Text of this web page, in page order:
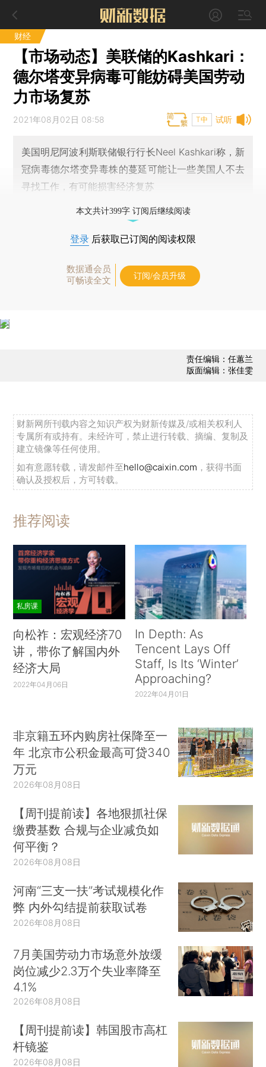
财经
【市场动态】美联储的Kashkari：
德尔塔变异病毒可能妨碍美国劳动
力市场复苏
试听
2021年08月02日 08:58 T中
美国明尼阿波利斯联储银行行长Neel Kashkari称，新
冠病毒德尔塔变异毒株的蔓延可能让一些美国人不去
寻找工作，有可能损害经济复苏
本文共计399字 订阅后继续阅读
登录 后获取已订阅的阅读权限
数据通会员
可畅读全文
订阅/会员升级
责任编辑：任蕙兰
版面编辑：张佳雯
财新网所刊载内容之知识产权为财新传媒及/或相关权利人
专属所有或持有。未经许可，禁止进行转载、摘编、复制及
建立镜像等任何使用。
如有意愿转载，请发邮件至hello@caixin.com ，获得书面
确认及授权后，方可转载。
推荐阅读
私房课
向松祚：宏观经济70
讲，带你了解国内外
经济大局
2022年04月06日
In Depth: As
Tencent Lays Off
Staff, Is Its ‘Winter’
Approaching?
2022年04月01日
非京籍五环内购房社保降至一
年 北京市公积金最高可贷340
万元
2026年08月08日
【周刊提前读】各地狠抓社保
缴费基数 合规与企业减负如
何平衡？
2026年08月08日
河南“三支一扶”考试规模化作
弊 内外勾结提前获取试卷
2026年08月08日
7月美国劳动力市场意外放缓
岗位减少2.3万个失业率降至
4.1%
2026年08月08日
【周刊提前读】韩国股市高杠
杆镜鉴
2026年08月08日